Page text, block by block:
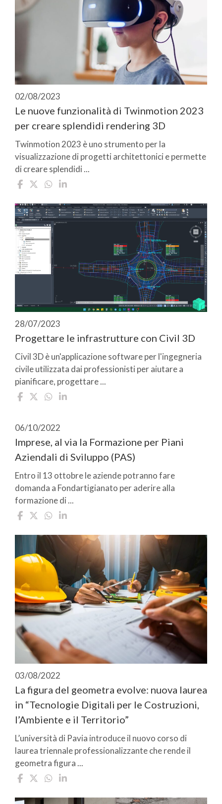
02/08/2023
Le nuove funzionalità di Twinmotion 2023
per creare splendidi rendering 3D
Twinmotion 2023 è uno strumento per la
visualizzazione di progetti architettonici e permette
di creare splendidi ...
28/07/2023
Progettare le infrastrutture con Civil 3D
Civil 3D è un'applicazione software per l'ingegneria
civile utilizzata dai professionisti per aiutare a
pianificare, progettare ...
06/10/2022
Imprese, al via la Formazione per Piani
Aziendali di Sviluppo (PAS)
Entro il 13 ottobre le aziende potranno fare
domanda a Fondartigianato per aderire alla
formazione di ...
03/08/2022
La figura del geometra evolve: nuova laurea
in “Tecnologie Digitali per le Costruzioni,
l’Ambiente e il Territorio”
L’università di Pavia introduce il nuovo corso di
laurea triennale professionalizzante che rende il
geometra figura ...